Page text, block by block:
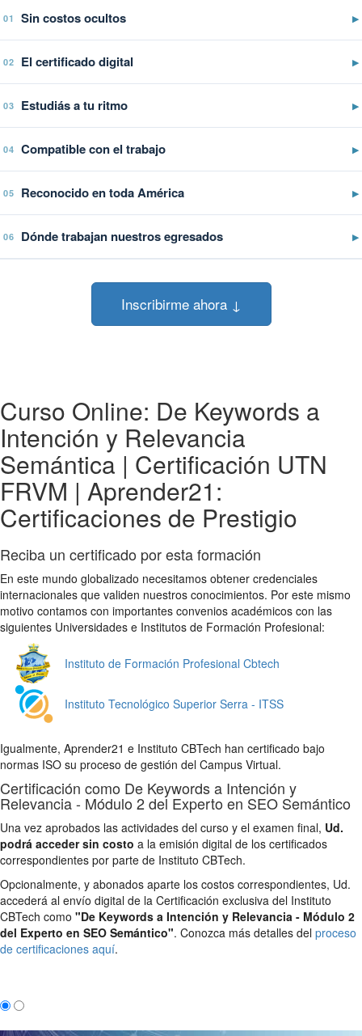
01 Sin costos ocultos ▶
02 El certificado digital ▶
03 Estudiás a tu ritmo ▶
04 Compatible con el trabajo ▶
05 Reconocido en toda América ▶
06 Dónde trabajan nuestros egresados ▶
Inscribirme ahora ↓
Curso Online: De Keywords a
Intención y Relevancia
Semántica | Certificación UTN
FRVM | Aprender21:
Certificaciones de Prestigio
Reciba un certificado por esta formación
En este mundo globalizado necesitamos obtener credenciales
internacionales que validen nuestros conocimientos. Por este mismo
motivo contamos con importantes convenios académicos con las
siguientes Universidades e Institutos de Formación Profesional:
Instituto de Formación Profesional Cbtech
Instituto Tecnológico Superior Serra - ITSS
Igualmente, Aprender21 e Instituto CBTech han certificado bajo
normas ISO su proceso de gestión del Campus Virtual.
Certificación como De Keywords a Intención y
Relevancia - Módulo 2 del Experto en SEO Semántico
Una vez aprobados las actividades del curso y el examen final, Ud.
podrá acceder sin costo a la emisión digital de los certificados
correspondientes por parte de Instituto CBTech.
Opcionalmente, y abonados aparte los costos correspondientes, Ud.
accederá al envío digital de la Certificación exclusiva del Instituto
CBTech como "De Keywords a Intención y Relevancia - Módulo 2
del Experto en SEO Semántico". Conozca más detalles del proceso
de certificaciones aquí.